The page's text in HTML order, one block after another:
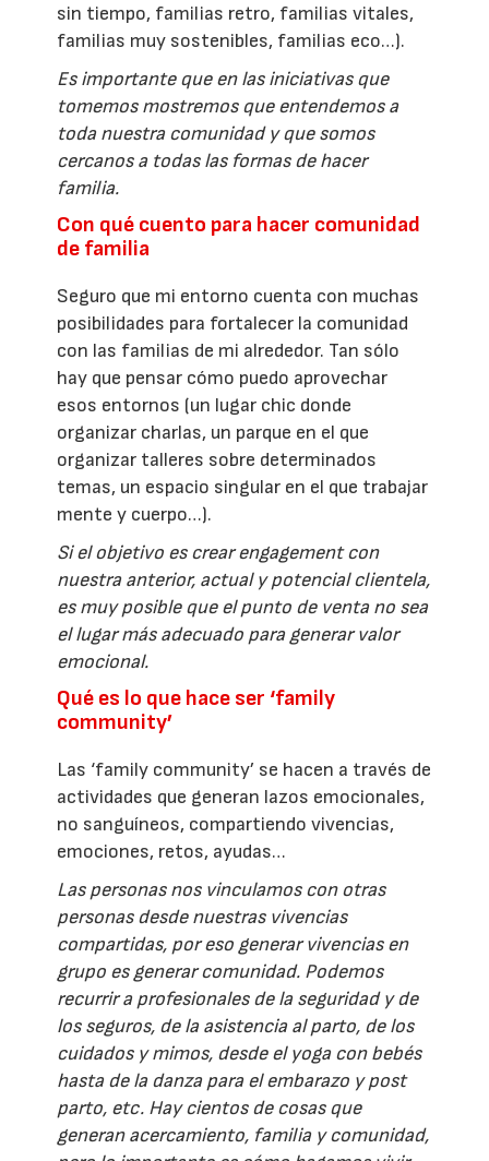
sin tiempo, familias retro, familias vitales,
familias muy sostenibles, familias eco…).
Es importante que en las iniciativas que
tomemos mostremos que entendemos a
toda nuestra comunidad y que somos
cercanos a todas las formas de hacer
familia.
Con qué cuento para hacer comunidad
de familia
Seguro que mi entorno cuenta con muchas
posibilidades para fortalecer la comunidad
con las familias de mi alrededor. Tan sólo
hay que pensar cómo puedo aprovechar
esos entornos (un lugar chic donde
organizar charlas, un parque en el que
organizar talleres sobre determinados
temas, un espacio singular en el que trabajar
mente y cuerpo…).
Si el objetivo es crear engagement con
nuestra anterior, actual y potencial clientela,
es muy posible que el punto de venta no sea
el lugar más adecuado para generar valor
emocional.
Qué es lo que hace ser ‘family
community’
Las ‘family community’ se hacen a través de
actividades que generan lazos emocionales,
no sanguíneos, compartiendo vivencias,
emociones, retos, ayudas…
Las personas nos vinculamos con otras
personas desde nuestras vivencias
compartidas, por eso generar vivencias en
grupo es generar comunidad. Podemos
recurrir a profesionales de la seguridad y de
los seguros, de la asistencia al parto, de los
cuidados y mimos, desde el yoga con bebés
hasta de la danza para el embarazo y post
parto, etc. Hay cientos de cosas que
generan acercamiento, familia y comunidad,